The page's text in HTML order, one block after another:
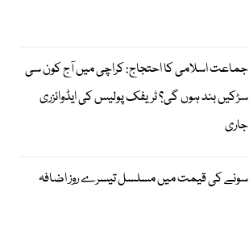
جماعت اسلامی کا احتجاج: کراچی میں آج کون سی
سڑکیں بند ہوں گی؟ ٹریفک پولیس کی ایڈوائزری
جاری
سونے کی قیمت میں مسلسل تیسرے روز اضافہ